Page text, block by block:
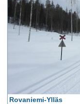
Rovaniemi-Ylläs